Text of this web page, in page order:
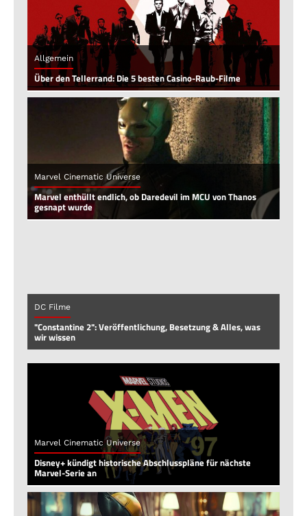
Allgemein
Über den Tellerrand: Die 5 besten Casino-Raub-Filme
Marvel Cinematic Universe
Marvel enthüllt endlich, ob Daredevil im MCU von Thanos
gesnapt wurde
DC Filme
"Constantine 2": Veröffentlichung, Besetzung & Alles, was
wir wissen
Marvel Cinematic Universe
Disney+ kündigt historische Abschlusspläne für nächste
Marvel-Serie an